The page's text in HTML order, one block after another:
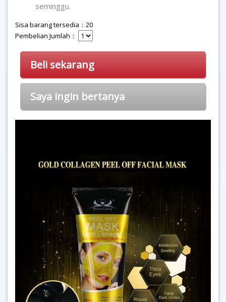
seminggu.
Sisa barang tersedia：20
Pembelian Jumlah：
Beli sekarang
Saya ingin bertanya